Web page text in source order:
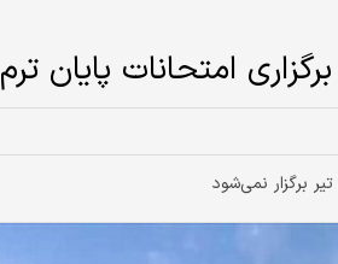
امتحانات پایان ترم